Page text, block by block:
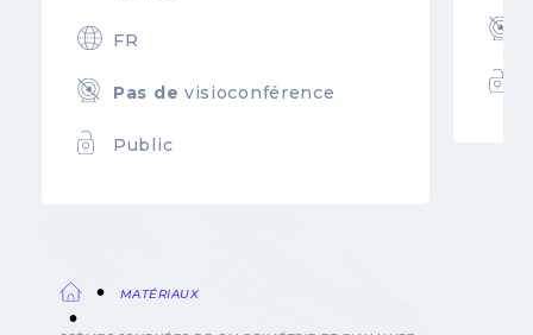
FR
Pas de visioconférence
Public
MATÉRIAUX